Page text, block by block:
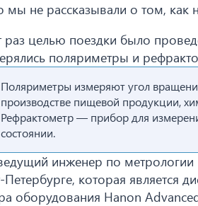
мы не рассказывали о том, как
раз целью поездки было
поляриметры и
Поляриметры измеряют угол
производстве пищевой продукции,
Рефрактометр — прибор для
состоянии.
инженер по метрологии
Петербурге, которая является
оборудования Hanon